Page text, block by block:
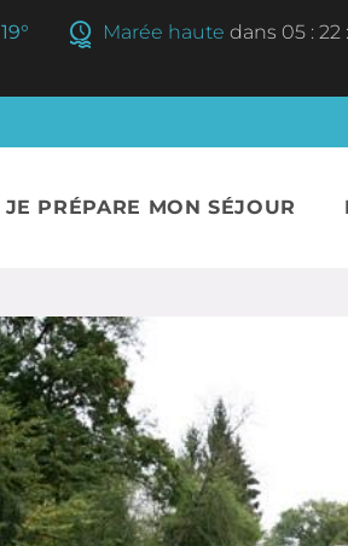
19° Marée haute dans 05 : 22 :
JE PRÉPARE MON SÉJOUR